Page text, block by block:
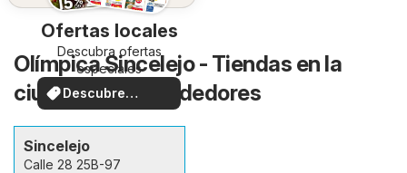
Ofertas locales
Descubra ofertas
especiales
Descubre
ofertas
Olímpica Sincelejo - Tiendas en la
ciudad y sus alrededores
Sincelejo
Calle 28 25B-97